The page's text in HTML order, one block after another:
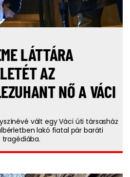
LÁTTÁRA
AZ
NŐ A VÁCI
vált egy Váci úti társasház
lakó fiatal pár baráti